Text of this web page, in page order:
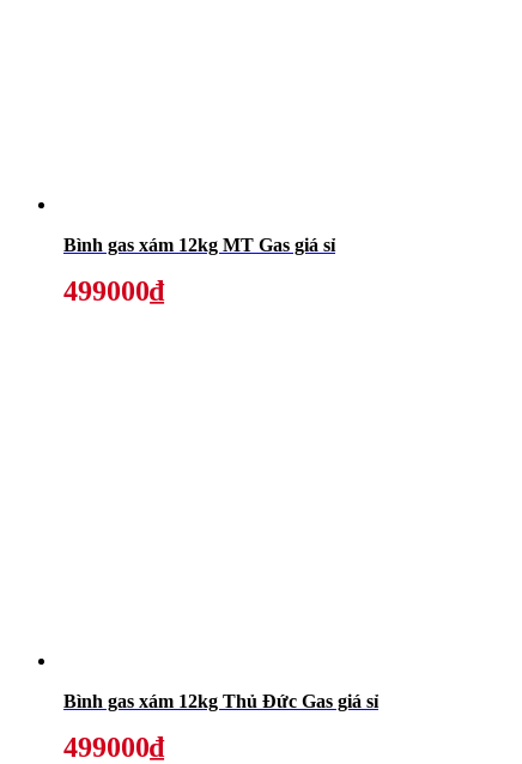
Bình gas xám 12kg MT Gas giá sỉ
499000₫
Bình gas xám 12kg Thủ Đức Gas giá sỉ
499000₫